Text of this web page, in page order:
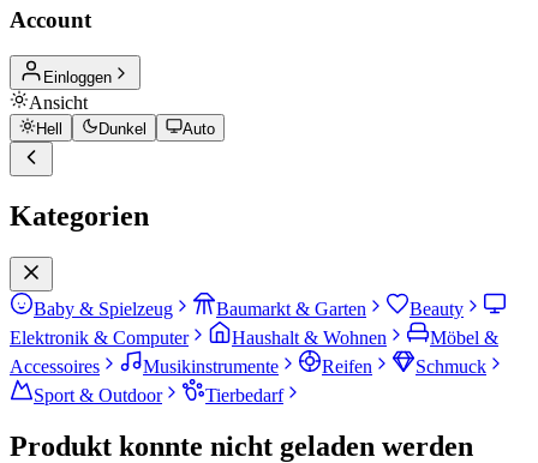
Account
Einloggen
Ansicht
Hell Dunkel Auto
Kategorien
Baby & Spielzeug Baumarkt & Garten
Beauty
Elektronik & Computer
Haushalt & Wohnen
Möbel &
Accessoires
Musikinstrumente Reifen
Schmuck
Sport & Outdoor
Tierbedarf
Produkt konnte nicht geladen werden